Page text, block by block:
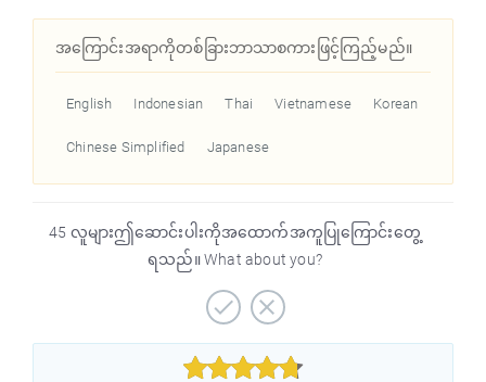
အကြောင်းအရာကိုတစ်ခြားဘာသာစကားဖြင့်ကြည့်မည်။
English Indonesian Thai Vietnamese Korean
Chinese Simplified Japanese
45 လူများဤဆောင်းပါးကိုအထောက်အကူပြုကြောင်းတွေ့
ရသည်။ What about you?


